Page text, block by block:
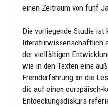
einen Zeitraum von fünf
Die vorliegende Studie ist
literaturwissenschaftlich
der vielfältigen
wie in den Texten eine
Fremderfahrung an die
die auf einen europäisch-
Entdeckungsdiskurs